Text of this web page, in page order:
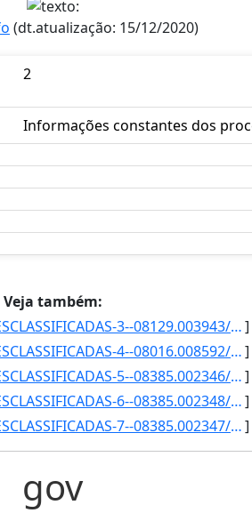
(dt.atualização: 15/12/2020)
2
Informações constantes dos
Veja também:
4: INFORMACOES_DESCLASSIFICADAS-3--08129.003943/2012-00--Secreto--30/04/2012--15/02/2020--Senad--Proces]]
5: INFORMACOES_DESCLASSIFICADAS-4--08016.008592/2012-21--ultrassecreto--14/10/2010--19/04/2018--Depen--]]
6: INFORMACOES_DESCLASSIFICADAS-5--08385.002346/2016-52--Reservado--10/06/2010--10/06/2015--PF--Relator]]
7: INFORMACOES_DESCLASSIFICADAS-6--08385.002348/2016-41--Reservado--22/06/2010--22/06/2015--PF--Analise]]
8: INFORMACOES_DESCLASSIFICADAS-7--08385.002347/2016-05--Reservado--25/06/2010--25/06/2015--PF--Encamin]]
gov